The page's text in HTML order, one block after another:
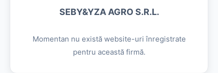
SEBY&YZA AGRO S.R.L.
Momentan nu există website-uri înregistrate
pentru această firmă.